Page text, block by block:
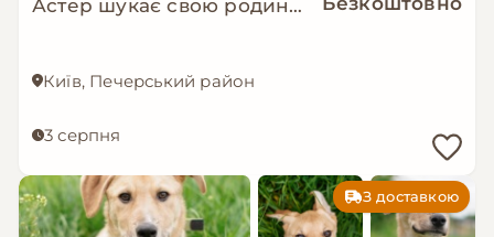
Астер шукає свою родину. ❤️
Київ, Печерський район
3 серпня
З доставкою